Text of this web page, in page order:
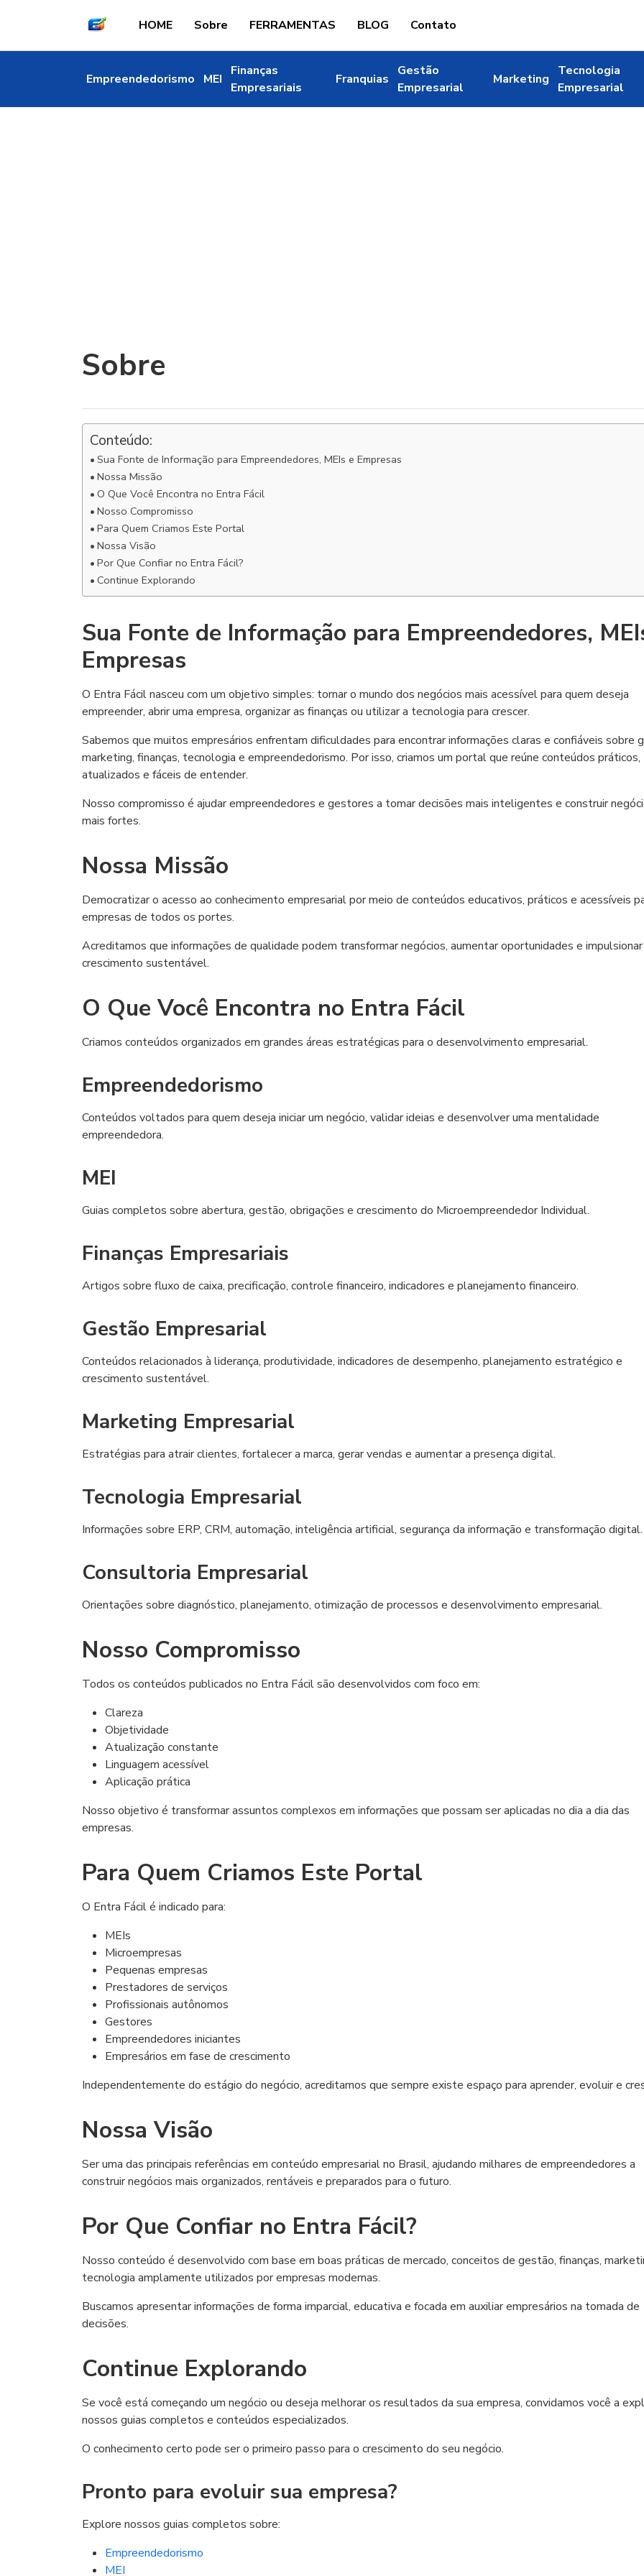
HOME Sobre FERRAMENTAS BLOG Contato
Empreendedorismo MEI
Finanças
Empresariais
Franquias
Gestão
Empresarial
Marketing
Tecnologia
Empresarial
Sobre
Conteúdo:
Sua Fonte de Informação para Empreendedores, MEIs e Empresas
Nossa Missão
O Que Você Encontra no Entra Fácil
Nosso Compromisso
Para Quem Criamos Este Portal
Nossa Visão
Por Que Confiar no Entra Fácil?
Continue Explorando
Sua Fonte de Informação para Empreendedores,
Empresas
O Entra Fácil nasceu com um objetivo simples: tornar o mundo dos negócios mais acessível para quem deseja
empreender, abrir uma empresa, organizar as finanças ou utilizar a tecnologia para crescer.
Sabemos que muitos empresários enfrentam dificuldades para encontrar informações claras e confiáveis sobre
marketing, finanças, tecnologia e empreendedorismo. Por isso, criamos um portal que reúne conteúdos práticos,
atualizados e fáceis de entender.
Nosso compromisso é ajudar empreendedores e gestores a tomar decisões mais inteligentes e construir
mais fortes.
Nossa Missão
Democratizar o acesso ao conhecimento empresarial por meio de conteúdos educativos, práticos e acessíveis
empresas de todos os portes.
Acreditamos que informações de qualidade podem transformar negócios, aumentar oportunidades e
crescimento sustentável.
O Que Você Encontra no Entra Fácil
Criamos conteúdos organizados em grandes áreas estratégicas para o desenvolvimento empresarial.
Empreendedorismo
Conteúdos voltados para quem deseja iniciar um negócio, validar ideias e desenvolver uma mentalidade
empreendedora.
MEI
Guias completos sobre abertura, gestão, obrigações e crescimento do Microempreendedor Individual.
Finanças Empresariais
Artigos sobre fluxo de caixa, precificação, controle financeiro, indicadores e planejamento financeiro.
Gestão Empresarial
Conteúdos relacionados à liderança, produtividade, indicadores de desempenho, planejamento estratégico e
crescimento sustentável.
Marketing Empresarial
Estratégias para atrair clientes, fortalecer a marca, gerar vendas e aumentar a presença digital.
Tecnologia Empresarial
Informações sobre ERP, CRM, automação, inteligência artificial, segurança da informação e transformação digital.
Consultoria Empresarial
Orientações sobre diagnóstico, planejamento, otimização de processos e desenvolvimento empresarial.
Nosso Compromisso
Todos os conteúdos publicados no Entra Fácil são desenvolvidos com foco em:
Clareza
Objetividade
Atualização constante
Linguagem acessível
Aplicação prática
Nosso objetivo é transformar assuntos complexos em informações que possam ser aplicadas no dia a dia das
empresas.
Para Quem Criamos Este Portal
O Entra Fácil é indicado para:
MEIs
Microempresas
Pequenas empresas
Prestadores de serviços
Profissionais autônomos
Gestores
Empreendedores iniciantes
Empresários em fase de crescimento
Independentemente do estágio do negócio, acreditamos que sempre existe espaço para aprender, evoluir e
Nossa Visão
Ser uma das principais referências em conteúdo empresarial no Brasil, ajudando milhares de empreendedores a
construir negócios mais organizados, rentáveis e preparados para o futuro.
Por Que Confiar no Entra Fácil?
Nosso conteúdo é desenvolvido com base em boas práticas de mercado, conceitos de gestão, finanças,
tecnologia amplamente utilizados por empresas modernas.
Buscamos apresentar informações de forma imparcial, educativa e focada em auxiliar empresários na tomada de
decisões.
Continue Explorando
Se você está começando um negócio ou deseja melhorar os resultados da sua empresa, convidamos você a
nossos guias completos e conteúdos especializados.
O conhecimento certo pode ser o primeiro passo para o crescimento do seu negócio.
Pronto para evoluir sua empresa?
Explore nossos guias completos sobre:
Empreendedorismo
MEI